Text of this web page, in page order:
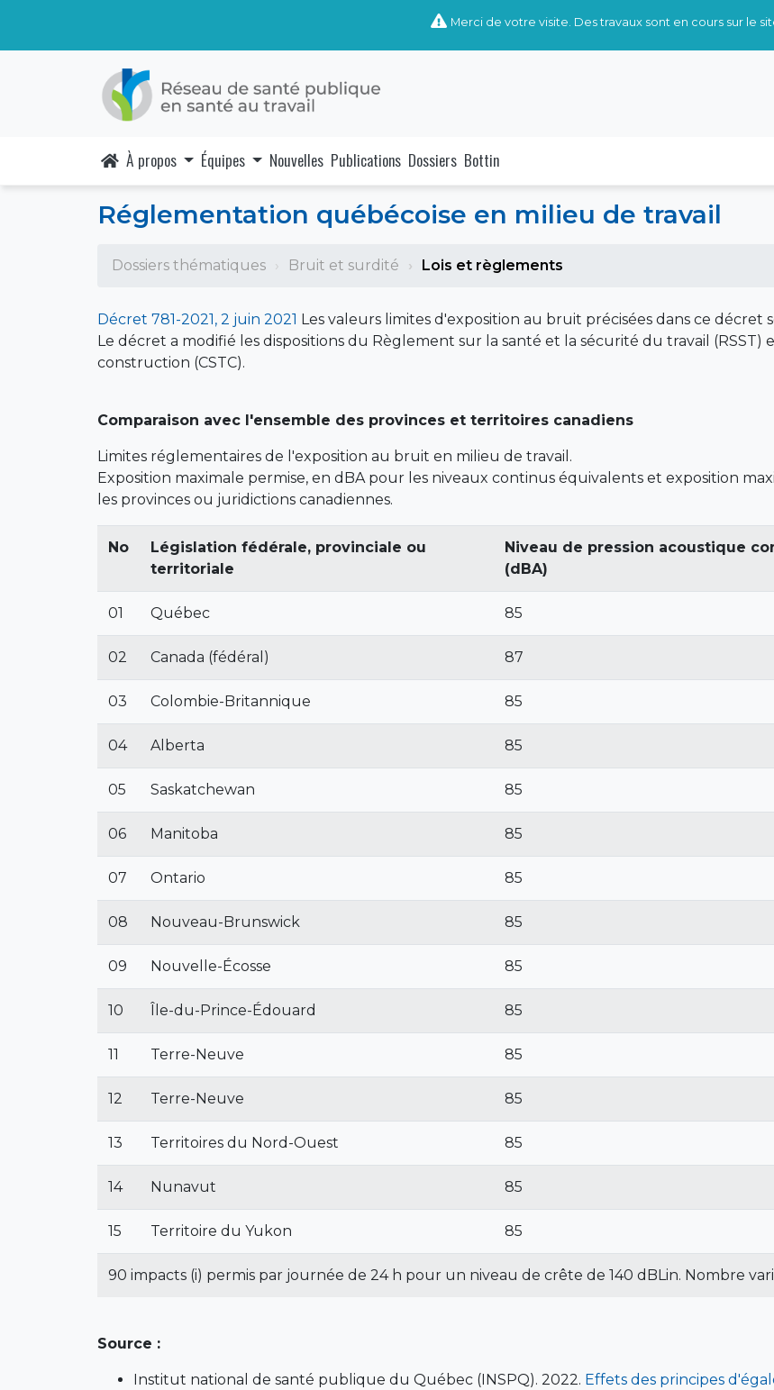
Merci de votre visite. Des travaux sont en cours sur le
À propos Équipes Nouvelles Publications Dossiers Bottin
Réglementation québécoise en milieu de travail
Dossiers thématiques Bruit et surdité Lois et règlements
Décret 781-2021, 2 juin 2021 Les valeurs limites d'exposition au bruit précisées dans ce
Le décret a modifié les dispositions du Règlement sur la santé et la sécurité du travail
construction (CSTC).
Comparaison avec l'ensemble des provinces et territoires canadiens
Limites réglementaires de l'exposition au bruit en milieu de travail.
Exposition maximale permise, en dBA pour les niveaux continus équivalents et exposition
les provinces ou juridictions canadiennes.
No
Législation fédérale, provinciale ou
territoriale
Niveau de pression acoustique
(dBA)
01 Québec 85
02 Canada (fédéral) 87
03 Colombie-Britannique 85
04 Alberta 85
05 Saskatchewan 85
06 Manitoba 85
07 Ontario 85
08 Nouveau-Brunswick 85
09 Nouvelle-Écosse 85
10 Île-du-Prince-Édouard 85
11 Terre-Neuve 85
12 Terre-Neuve 85
13 Territoires du Nord-Ouest 85
14 Nunavut 85
15 Territoire du Yukon 85
90 impacts (i) permis par journée de 24 h pour un niveau de crête de 140 dBLin. Nombre
Source :
Institut national de santé publique du Québec (INSPQ). 2022. Effets des principes